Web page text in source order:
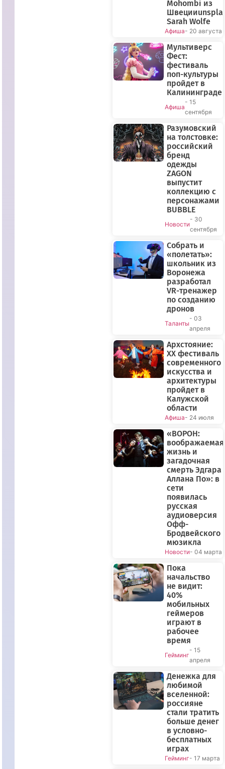
ПРЯМОЙ
ЭФИР
Mohombi из
Sarah Wolfe
Афиша- 20 августа
Мультиверс
Фест:
фестиваль
поп-культуры
пройдет в
Калининграде
Афиша
- 15
сентября
Разумовский
на толстовке:
российский
бренд
одежды
ZAGON
выпустит
коллекцию с
персонажами
BUBBLE
Новости
- 30
сентября
Собрать и
«полетать»:
школьник из
Воронежа
разработал
VR-тренажер
по созданию
дронов
Таланты
- 03
апреля
Архстояние:
XX фестиваль
современного
искусства и
архитектуры
пройдет в
Калужской
области
Афиша- 24 июля
«ВОРОН:
воображаемая
жизнь и
загадочная
смерть Эдгара
Аллана По»: в
сети
появилась
русская
аудиоверсия
Офф-
Бродвейского
мюзикла
Новости- 04 марта
Пока
начальство
не видит:
40%
мобильных
геймеров
играют в
рабочее
время
Гейминг
- 15
апреля
Денежка для
любимой
вселенной:
россияне
стали тратить
больше денег
в условно-
бесплатных
играх
Гейминг- 17 марта